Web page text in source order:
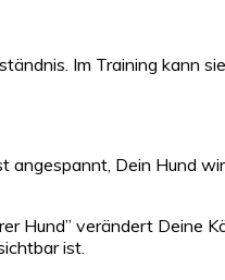
Im Training kann
Dein Hund
Hund” verändert Deine
ist.